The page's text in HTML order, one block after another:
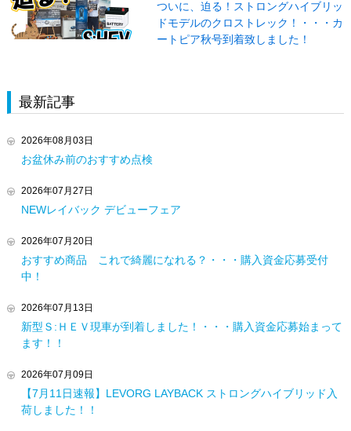
ついに、迫る！ストロングハイブリッ
ドモデルのクロストレック！・・・カ
ートピア秋号到着致しました！
最新記事
2026年08月03日
お盆休み前のおすすめ点検
2026年07月27日
NEWレイバック デビューフェア
2026年07月20日
おすすめ商品 これで綺麗になれる？・・・購入資金応募受付
中！
2026年07月13日
新型Ｓ:ＨＥＶ現車が到着しました！・・・購入資金応募始まって
ます！！
2026年07月09日
【7月11日速報】LEVORG LAYBACK ストロングハイブリッド入
荷しました！！